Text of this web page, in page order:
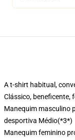
A t-shirt habitual,
Clássico, beneficente,
Manequim masculino
desportiva Médio(*3*)
Manequim feminino